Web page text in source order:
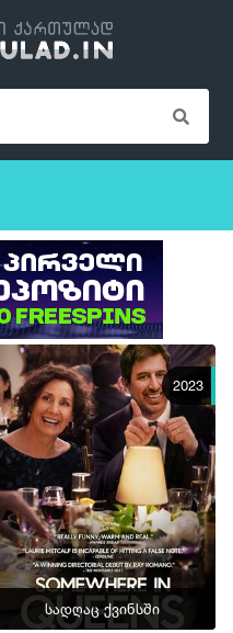
2023
სადღაც ქვინსში